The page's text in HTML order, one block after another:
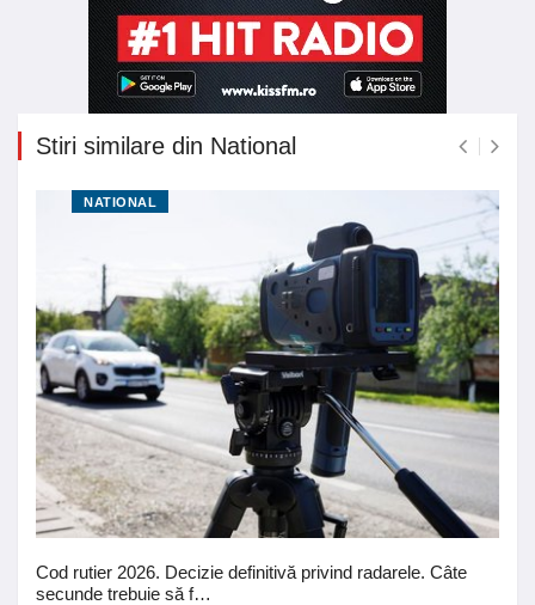
Stiri similare din National
NATIONAL
Cod rutier 2026. Decizie definitivă privind radarele. Câte
secunde trebuie să f…